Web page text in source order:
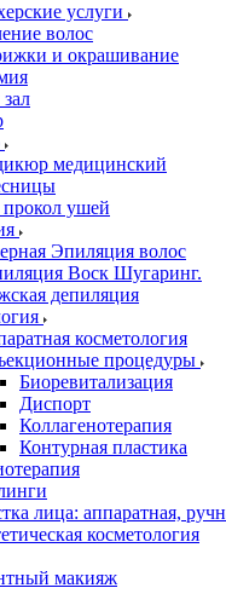
услуги
волос
и окрашивание
медицинский
ушей
Эпиляция волос
Воск Шугаринг.
депиляция
косметология
процедуры
Биоревитализация
Диспорт
Коллагенотерапия
Контурная пластика
лица: аппаратная,
косметология
макияж